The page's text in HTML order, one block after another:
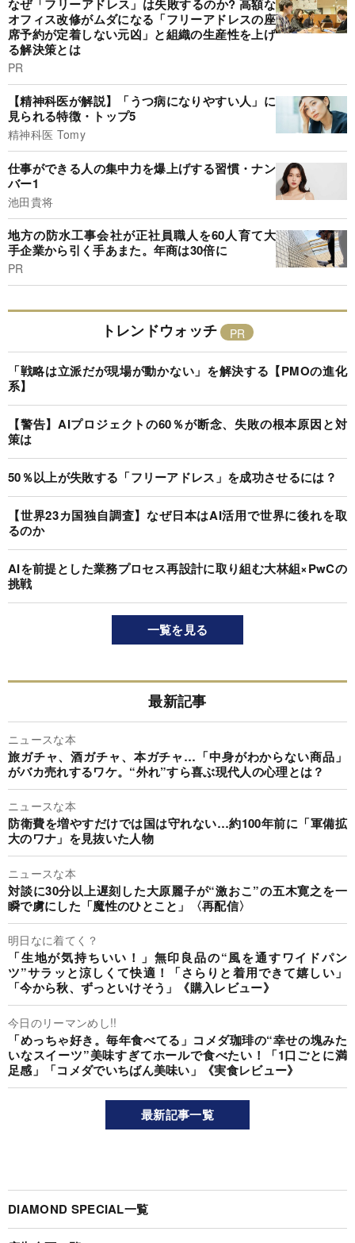
なぜ「フリーアドレス」は失敗するのか? 高額な
オフィス改修がムダになる「フリーアドレスの座
席予約が定着しない元凶」と組織の生産性を上げ
る解決策とは
PR
【精神科医が解説】「うつ病になりやすい人」に
見られる特徴・トップ5
精神科医 Tomy
仕事ができる人の集中力を爆上げする習慣・ナン
バー1
池田貴将
地方の防水工事会社が正社員職人を60人育て大
手企業から引く手あまた。年商は30倍に
PR
トレンドウォッチ
「戦略は立派だが現場が動かない」を解決する【PMOの進化
系】
【警告】AIプロジェクトの60％が断念、失敗の根本原因と対
策は
50％以上が失敗する「フリーアドレス」を成功させるには？
【世界23カ国独自調査】なぜ日本はAI活用で世界に後れを取
るのか
AIを前提とした業務プロセス再設計に取り組む大林組×PwCの
挑戦
一覧を見る
最新記事
ニュースな本
旅ガチャ、酒ガチャ、本ガチャ…「中身がわからない商品」
がバカ売れするワケ。“外れ”すら喜ぶ現代人の心理とは？
ニュースな本
防衛費を増やすだけでは国は守れない…約100年前に「軍備拡
大のワナ」を見抜いた人物
ニュースな本
対談に30分以上遅刻した大原麗子が“激おこ”の五木寛之を一
瞬で虜にした「魔性のひとこと」〈再配信〉
明日なに着てく？
「生地が気持ちいい！」無印良品の“風を通すワイドパン
ツ”サラッと涼しくて快適！「さらりと着用できて嬉しい」
「今から秋、ずっといけそう」《購入レビュー》
今日のリーマンめし!!
「めっちゃ好き。毎年食べてる」コメダ珈琲の“幸せの塊みた
いなスイーツ”美味すぎてホールで食べたい！「1口ごとに満
足感」「コメダでいちばん美味い」《実食レビュー》
最新記事一覧
DIAMOND SPECIAL一覧